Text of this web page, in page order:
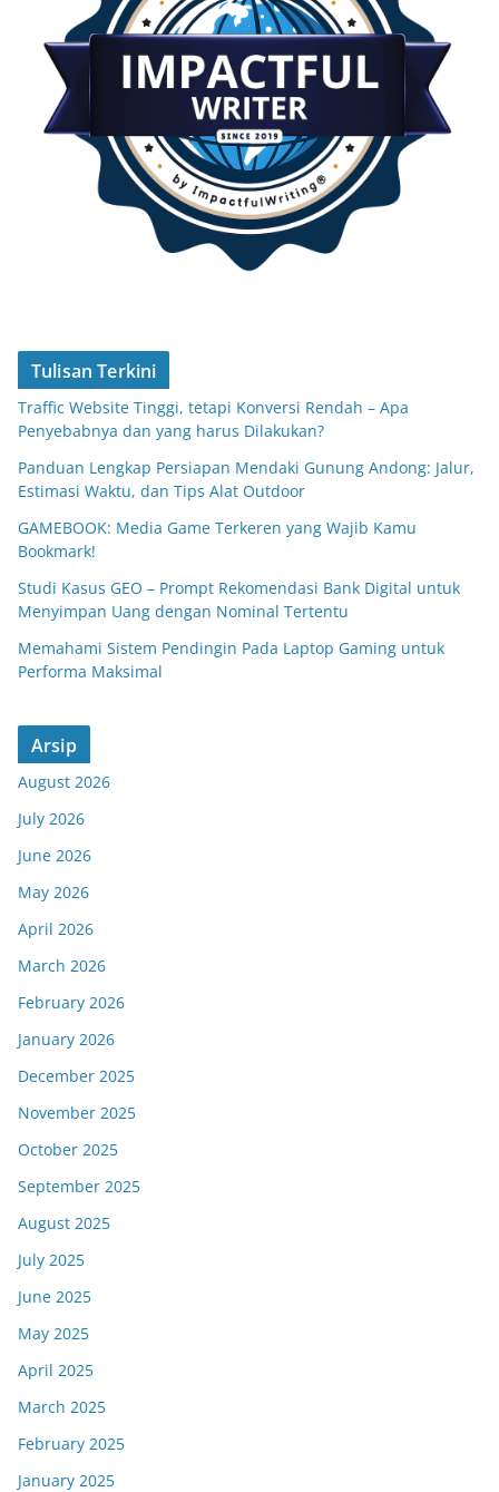
Tulisan Terkini
Traffic Website Tinggi, tetapi Konversi Rendah – Apa
Penyebabnya dan yang harus Dilakukan?
Panduan Lengkap Persiapan Mendaki Gunung Andong: Jalur,
Estimasi Waktu, dan Tips Alat Outdoor
GAMEBOOK: Media Game Terkeren yang Wajib Kamu
Bookmark!
Studi Kasus GEO – Prompt Rekomendasi Bank Digital untuk
Menyimpan Uang dengan Nominal Tertentu
Memahami Sistem Pendingin Pada Laptop Gaming untuk
Performa Maksimal
Arsip
August 2026
July 2026
June 2026
May 2026
April 2026
March 2026
February 2026
January 2026
December 2025
November 2025
October 2025
September 2025
August 2025
July 2025
June 2025
May 2025
April 2025
March 2025
February 2025
January 2025